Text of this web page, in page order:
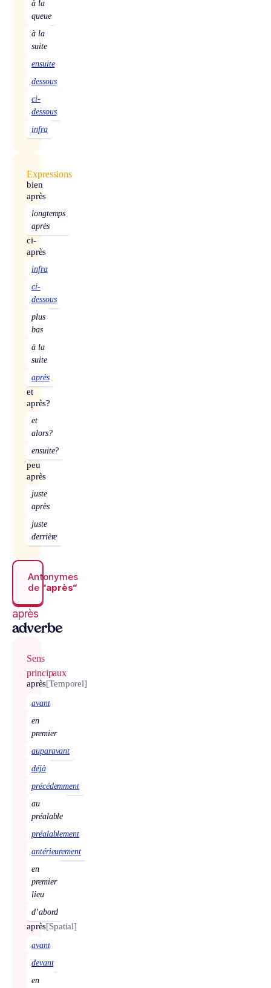
à la
queue
à la
suite
ensuite
dessous
ci-
dessous
infra
Expressions
bien
après
longtemps
après
ci-
après
infra
ci-
dessous
plus
bas
à la
suite
après
et
après?
et
alors?
ensuite?
peu
après
juste
après
juste
derrière
Antonymes
de “après“
après
adverbe
Sens
principaux
après[Temporel]
avant
en
premier
auparavant
déjà
précédemment
au
préalable
préalablement
antérieurement
en
premier
lieu
d’abord
après[Spatial]
avant
devant
en